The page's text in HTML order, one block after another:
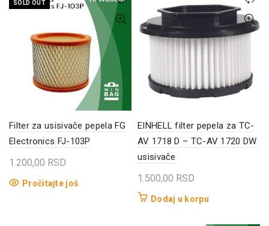
SOLD OUT
Filter za usisivače pepela FG
Electronics FJ-103P
1.200,00 RSD
Pročitajte još
EINHELL filter pepela za TC-
AV 1718 D – TC-AV 1720 DW
usisivače
1.500,00 RSD
Dodaj u korpu